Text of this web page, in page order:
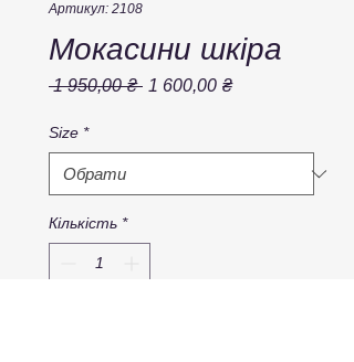
Артикул: 2108
Мокасини шкіра
1 950,00 ₴ Звичайна
1 600,00 ₴За
Size *
Кількість *